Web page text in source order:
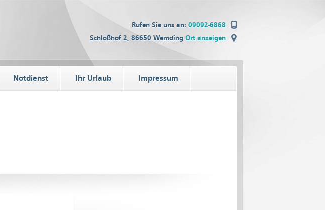
Rufen Sie uns an: 09092-6868
Schloßhof 2, 86650 Wemding Ort anzeigen
Notdienst Ihr Urlaub Impressum